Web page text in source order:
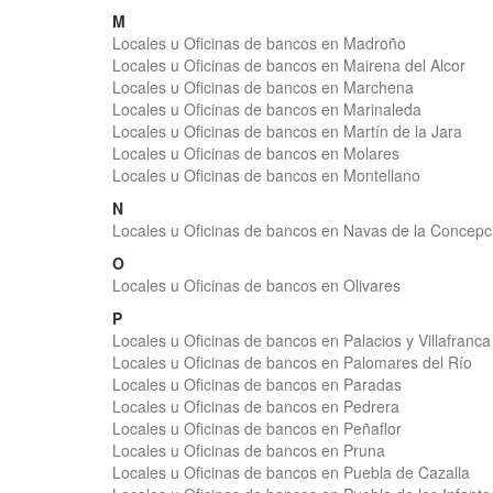
M
Locales u Oficinas de bancos en Madroño
Locales u Oficinas de bancos en Mairena del Alcor
Locales u Oficinas de bancos en Marchena
Locales u Oficinas de bancos en Marinaleda
Locales u Oficinas de bancos en Martín de la Jara
Locales u Oficinas de bancos en Molares
Locales u Oficinas de bancos en Montellano
N
Locales u Oficinas de bancos en Navas de la
O
Locales u Oficinas de bancos en Olivares
P
Locales u Oficinas de bancos en Palacios y Villafranca
Locales u Oficinas de bancos en Palomares del Río
Locales u Oficinas de bancos en Paradas
Locales u Oficinas de bancos en Pedrera
Locales u Oficinas de bancos en Peñaflor
Locales u Oficinas de bancos en Pruna
Locales u Oficinas de bancos en Puebla de Cazalla